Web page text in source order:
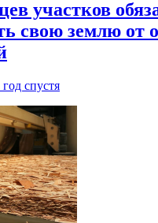
участков
свою землю от
год спустя